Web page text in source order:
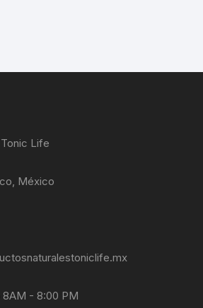
Life
México
8AM - 8:00 PM